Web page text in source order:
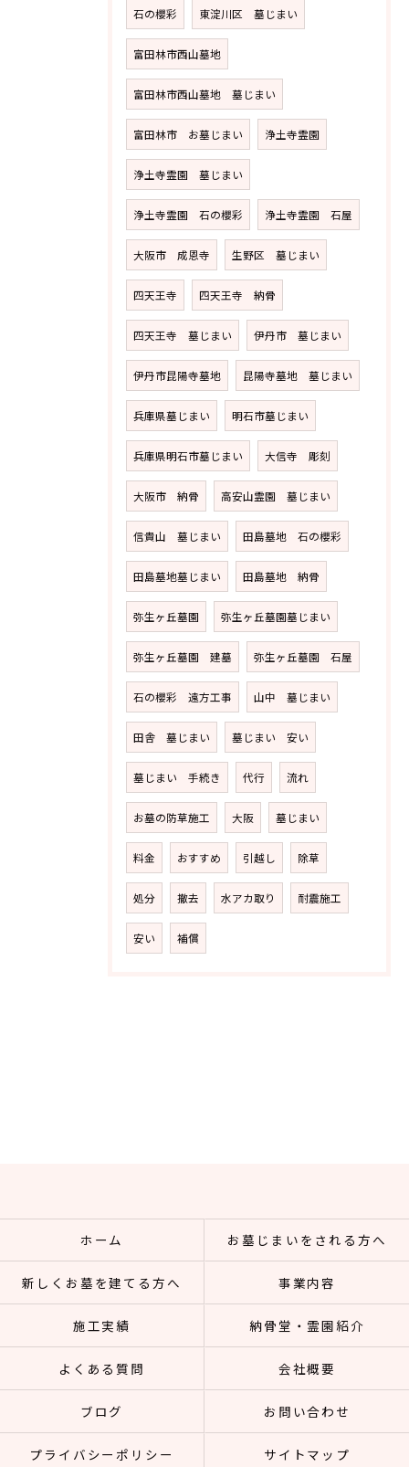
石の櫻彩 東淀川区 墓じまい
富田林市西山墓地
富田林市西山墓地 墓じまい
富田林市 お墓じまい 浄土寺霊園
浄土寺霊園 墓じまい
浄土寺霊園 石の櫻彩 浄土寺霊園 石屋
大阪市 成恩寺 生野区 墓じまい
四天王寺 四天王寺 納骨
四天王寺 墓じまい 伊丹市 墓じまい
伊丹市昆陽寺墓地 昆陽寺墓地 墓じまい
兵庫県墓じまい 明石市墓じまい
兵庫県明石市墓じまい 大信寺 彫刻
大阪市 納骨 高安山霊園 墓じまい
信貴山 墓じまい 田島墓地 石の櫻彩
田島墓地墓じまい 田島墓地 納骨
弥生ヶ丘墓園 弥生ヶ丘墓園墓じまい
弥生ヶ丘墓園 建墓 弥生ヶ丘墓園 石屋
石の櫻彩 遠方工事 山中 墓じまい
田舎 墓じまい 墓じまい 安い
墓じまい 手続き 代行 流れ
お墓の防草施工 大阪 墓じまい
料金 おすすめ 引越し 除草
処分 撤去 水アカ取り 耐震施工
安い 補償
ホーム お墓じまいをされる方へ
新しくお墓を建てる方へ 事業内容
施工実績 納骨堂・霊園紹介
よくある質問 会社概要
ブログ お問い合わせ
プライバシーポリシー サイトマップ